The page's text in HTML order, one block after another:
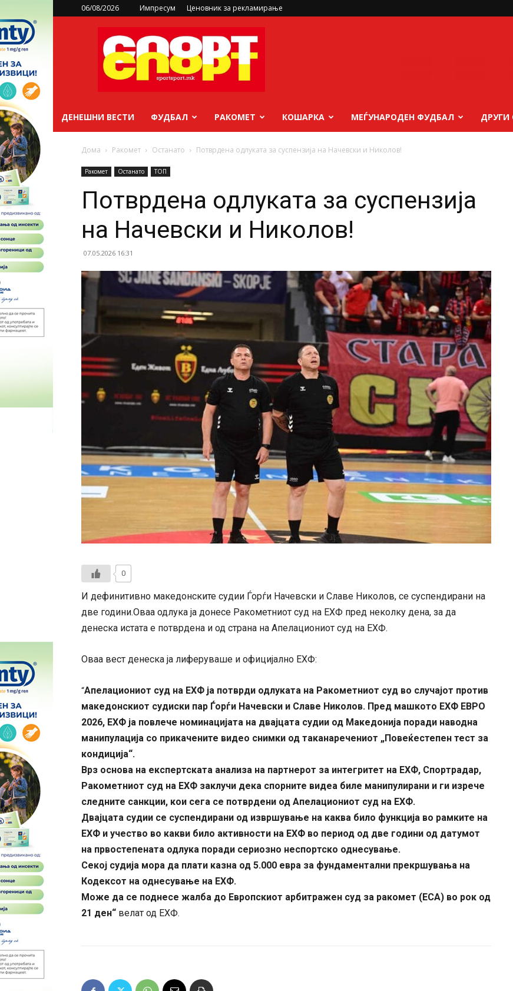
06/08/2026 Импресум Ценовник за рекламирање
sportsport.mk
ДЕНЕШНИ ВЕСТИ ФУДБАЛ РАКОМЕТ КОШАРКА МЕЃУНАРОДЕН ФУДБАЛ ДРУГИ
Дома Ракомет Останато Потврдена одлуката за суспензија на Начевски и Николов!
Ракомет Останато ТОП
Потврдена одлуката за суспензија
на Начевски и Николов!
07.05.2026 16:31
0
И дефинитивно македонските судии Ѓорѓи Начевски и Славе Николов, се суспендирани на
две години.Оваа одлука ја донесе Ракометниот суд на ЕХФ пред неколку дена, за да
денеска истата е потврдена и од страна на Апелациониот суд на ЕХФ.
Оваа вест денеска ја лиферуваше и официјално ЕХФ:
“Апелациониот суд на ЕХФ ја потврди одлуката на Ракометниот суд во случајот против
македонскиот судиски пар Ѓорѓи Начевски и Славе Николов. Пред машкото ЕХФ ЕВРО
2026, ЕХФ ја повлече номинацијата на двајцата судии од Македонија поради наводна
манипулација со прикачените видео снимки од таканаречениот „Повеќестепен тест за
кондиција“.
Врз основа на експертската анализа на партнерот за интегритет на ЕХФ, Спортрадар,
Ракометниот суд на ЕХФ заклучи дека спорните видеа биле манипулирани и ги изрече
следните санкции, кои сега се потврдени од Апелациониот суд на ЕХФ.
Двајцата судии се суспендирани од извршување на каква било функција во рамките на
ЕХФ и учество во какви било активности на ЕХФ во период од две години од датумот
на првостепената одлука поради сериозно неспортско однесување.
Секој судија мора да плати казна од 5.000 евра за фундаментални прекршувања на
Кодексот на однесување на ЕХФ.
Може да се поднесе жалба до Европскиот арбитражен суд за ракомет (ECA) во рок од
21 ден“ велат од ЕХФ.